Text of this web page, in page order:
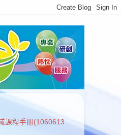
課程手冊(1060613